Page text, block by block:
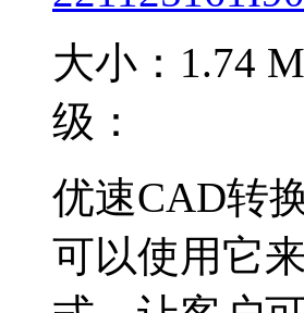
大小：1.74
级：
优速CAD转
可以使用它